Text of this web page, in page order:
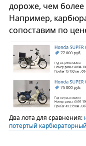
дороже, чем
Например,
сопоставим по
Два лота для сравнения:
потертый карбюраторный